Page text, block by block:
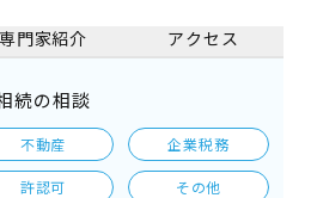
専門家紹介 アクセス
続の相談
不動産 企業税務
許認可 その他